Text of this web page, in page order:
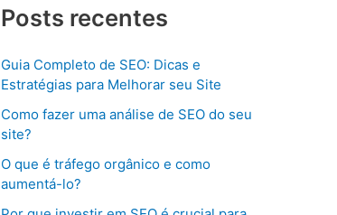
Posts recentes
Guia Completo de SEO: Dicas e
Estratégias para Melhorar seu Site
Como fazer uma análise de SEO do seu
site?
O que é tráfego orgânico e como
aumentá-lo?